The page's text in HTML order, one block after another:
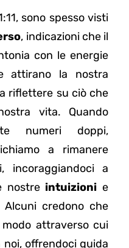
sono spesso visti
, indicazioni che il
con le energie
attirano la nostra
riflettere su ciò che
vita. Quando
numeri doppi,
a rimanere
incoraggiandoci a
nostre intuizionie
Alcuni credono che
attraverso cui
noi, offrendoci guida